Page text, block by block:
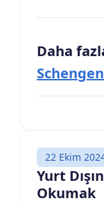
Daha
22 Ekim
Yurt
Okumak